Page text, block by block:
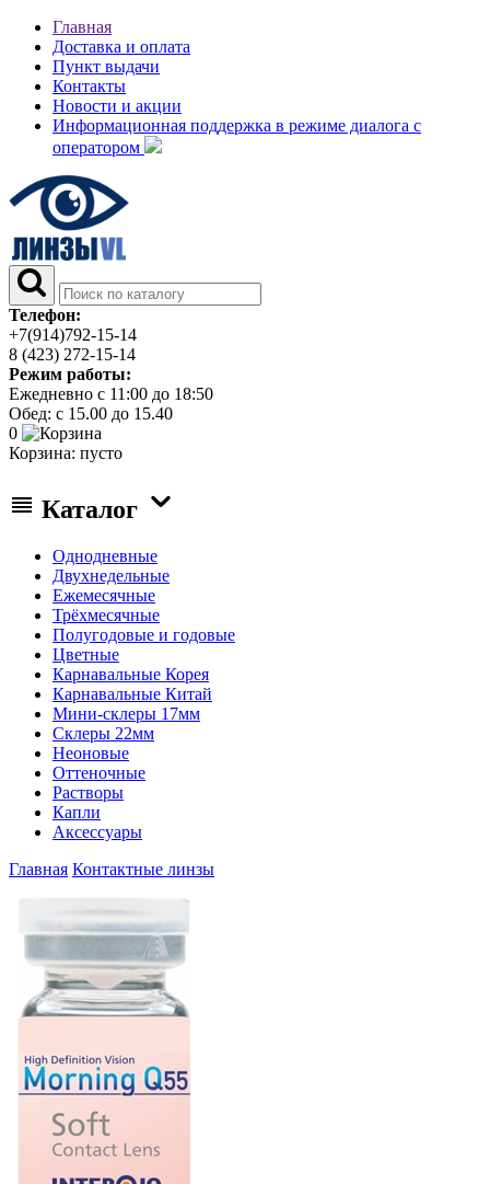
Главная
Доставка и оплата
Пункт выдачи
Контакты
Новости и акции
Информационная поддержка в режиме диалога с
оператором
Телефон:
+7(914)792-15-14
8 (423) 272-15-14
Режим работы:
Ежедневно с 11:00 до 18:50
Обед: с 15.00 до 15.40
0
Корзина: пусто
Каталог
Однодневные
Двухнедельные
Ежемесячные
Трёхмесячные
Полугодовые и годовые
Цветные
Карнавальные Корея
Карнавальные Китай
Мини-склеры 17мм
Склеры 22мм
Неоновые
Оттеночные
Растворы
Капли
Аксессуары
Главная Контактные линзы